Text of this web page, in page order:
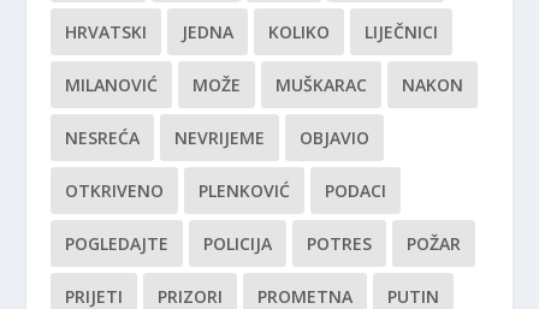
HRVATSKI JEDNA KOLIKO LIJEČNICI
MILANOVIĆ MOŽE MUŠKARAC NAKON
NESREĆA NEVRIJEME OBJAVIO
OTKRIVENO PLENKOVIĆ PODACI
POGLEDAJTE POLICIJA POTRES POŽAR
PRIJETI PRIZORI PROMETNA PUTIN